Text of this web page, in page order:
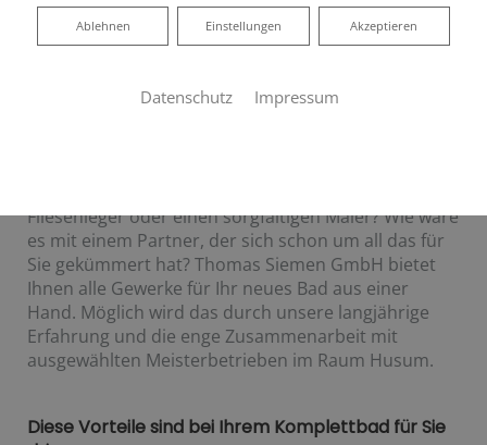
Thomas Siemen GmbH
Fliesenleger oder einen sorgfältigen Maler? Wie wäre
es mit einem Partner, der sich schon um all das für
Sie gekümmert hat? Thomas Siemen GmbH bietet
Ihnen alle Gewerke für Ihr neues Bad aus einer
Hand. Möglich wird das durch unsere langjährige
Erfahrung und die enge Zusammenarbeit mit
ausgewählten Meisterbetrieben im Raum Husum.
Diese Vorteile sind bei Ihrem Komplettbad für Sie
Akzeptieren
Einstellungen
Ablehnen
Ablehnen
Datenschutz Impressum